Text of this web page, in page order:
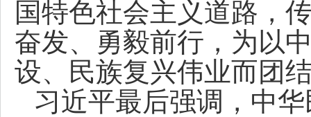
国特色社会主义道路，
奋发、勇毅前行，为以
设、民族复兴伟业而团
习近平最后强调，中